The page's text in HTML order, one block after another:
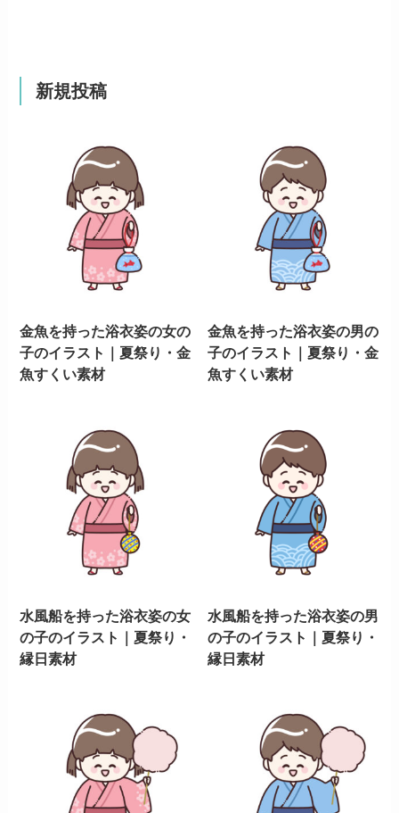
新規投稿
金魚を持った浴衣姿の女の
子のイラスト｜夏祭り・金
魚すくい素材
金魚を持った浴衣姿の男の
子のイラスト｜夏祭り・金
魚すくい素材
水風船を持った浴衣姿の女
の子のイラスト｜夏祭り・
縁日素材
水風船を持った浴衣姿の男
の子のイラスト｜夏祭り・
縁日素材